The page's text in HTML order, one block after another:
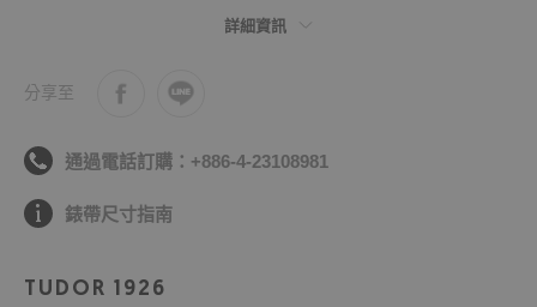
詳細資訊
分享至
通過電話訂購：+886-4-23108981
錶帶尺寸指南
TUDOR 1926